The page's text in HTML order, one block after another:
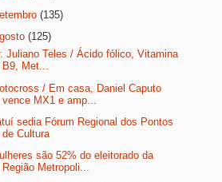
(135)
(125)
Juliano Teles / Ácido fólico, Vitamina
B9, Met...
/ Em casa, Daniel Caputo
vence MX1 e amp...
sedia Fórum Regional dos Pontos
de Cultura
são 52% do eleitorado da
Região Metropoli...